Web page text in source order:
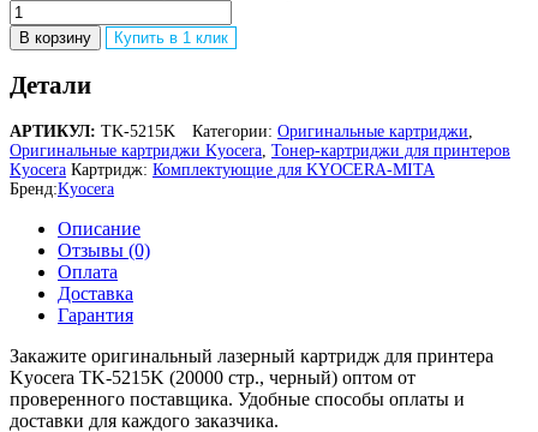
В корзину Купить в 1 клик
Детали
АРТИКУЛ: TK-5215K Категории: Оригинальные картриджи
Оригинальные картриджи Kyocera Тонер-картриджи для принтеров
Kyocera Картридж: Комплектующие для KYOCERA-MITA
Бренд:Kyocera
Описание
Отзывы (0)
Оплата
Доставка
Гарантия
Закажите оригинальный лазерный картридж для принтера
Kyocera TK-5215K (20000 стр., черный) оптом от
проверенного поставщика. Удобные способы оплаты и
доставки для каждого заказчика.